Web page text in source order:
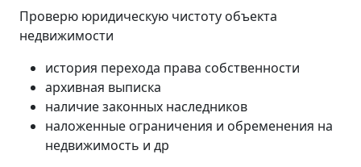
Проверю юридическую чистоту объекта
недвижимости
история перехода права собственности
архивная выписка
наличие законных наследников
наложенные ограничения и обременения на
недвижимость и др